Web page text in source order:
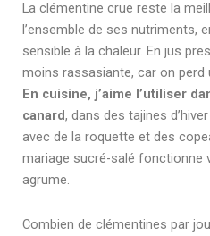
La clémentine crue reste la
l’ensemble de ses nutriments,
sensible à la chaleur. En jus
moins rassasiante, car on perd
En cuisine, j’aime l’utiliser
canard, dans des tajines
avec de la roquette et des
mariage sucré-salé fonctionne
agrume.
Combien de clémentines par